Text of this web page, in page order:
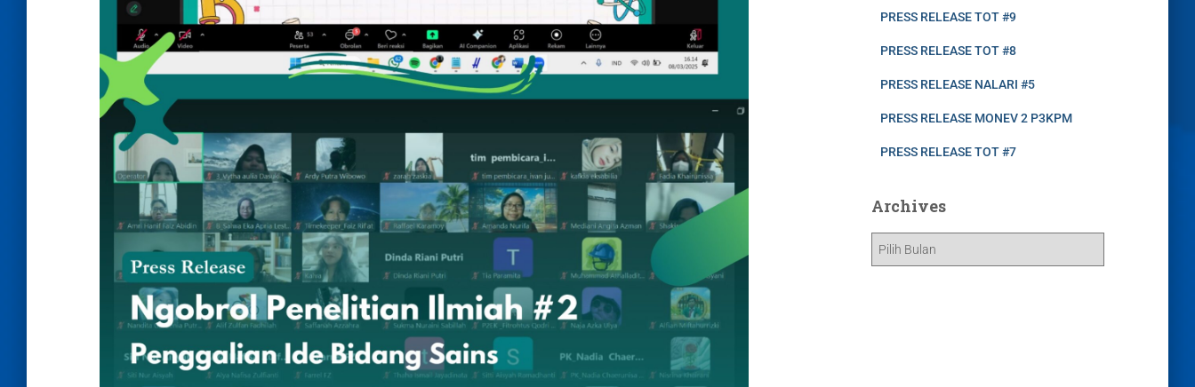
PRESS RELEASE TOT #9
PRESS RELEASE TOT #8
PRESS RELEASE NALARI #5
PRESS RELEASE MONEV 2 P3KPM
PRESS RELEASE TOT #7
Archives